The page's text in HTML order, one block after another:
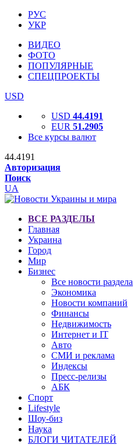
РУС
УКР
ВИДЕО
ФОТО
ПОПУЛЯРНЫЕ
СПЕЦПРОЕКТЫ
USD
USD 44.4191
EUR 51.2905
Все курсы валют
44.4191
Авторизация
Поиск
UA
ВСЕ РАЗДЕЛЫ
Главная
Украина
Город
Мир
Бизнес
Все новости раздела
Экономика
Новости компаний
Финансы
Недвижимость
Интернет и IT
Авто
СМИ и реклама
Индексы
Пресс-релизы
АБК
Спорт
Lifestyle
Шоу-биз
Наука
БЛОГИ ЧИТАТЕЛЕЙ